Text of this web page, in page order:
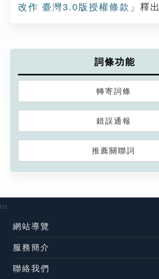
改作 臺灣3.0版授權條款 」釋出
詞條功能
轉寄詞條
錯誤通報
推薦關聯詞
:::
網站導覽
服務簡介
聯絡我們